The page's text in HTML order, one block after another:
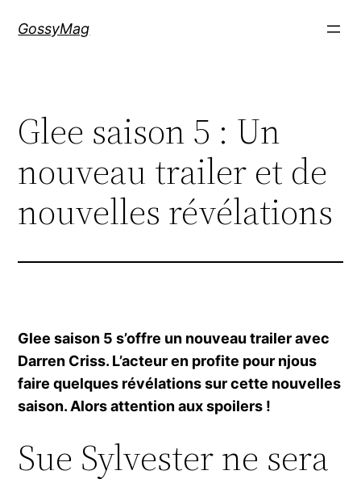
GossyMag
Glee saison 5 : Un
nouveau trailer et de
nouvelles révélations
Glee saison 5 s’offre un nouveau trailer avec
Darren Criss. L’acteur en profite pour njous
faire quelques révélations sur cette nouvelles
saison. Alors attention aux spoilers !
Sue Sylvester ne sera